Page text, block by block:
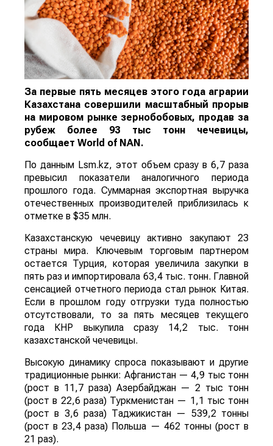
За первые пять месяцев этого года аграрии
Казахстана совершили масштабный прорыв
на мировом рынке зернобобовых, продав за
рубеж более 93 тыс тонн чечевицы,
сообщает World of NAN .
По данным Lsm.kz, этот объем сразу в 6,7 раза
превысил показатели аналогичного периода
прошлого года. Суммарная экспортная выручка
отечественных производителей приблизилась к
отметке в $35 млн.
Казахстанскую чечевицу активно закупают 23
страны мира. Ключевым торговым партнером
остается Турция, которая увеличила закупки в
пять раз и импортировала 63,4 тыс. тонн. Главной
сенсацией отчетного периода стал рынок Китая.
Если в прошлом году отгрузки туда полностью
отсутствовали, то за пять месяцев текущего
года КНР выкупила сразу 14,2 тыс. тонн
казахстанской чечевицы.
Высокую динамику спроса показывают и другие
традиционные рынки: Афганистан — 4,9 тыс тонн
(рост в 11,7 раза) Азербайджан — 2 тыс тонн
(рост в 22,6 раза) Туркменистан — 1,1 тыс тонн
(рост в 3,6 раза) Таджикистан — 539,2 тонны
(рост в 23,4 раза) Польша — 462 тонны (рост в
21 раз).